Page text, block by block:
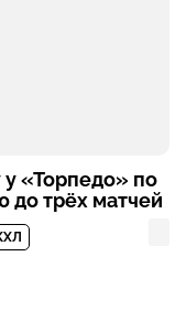
«Торпедо» по
до трёх матчей